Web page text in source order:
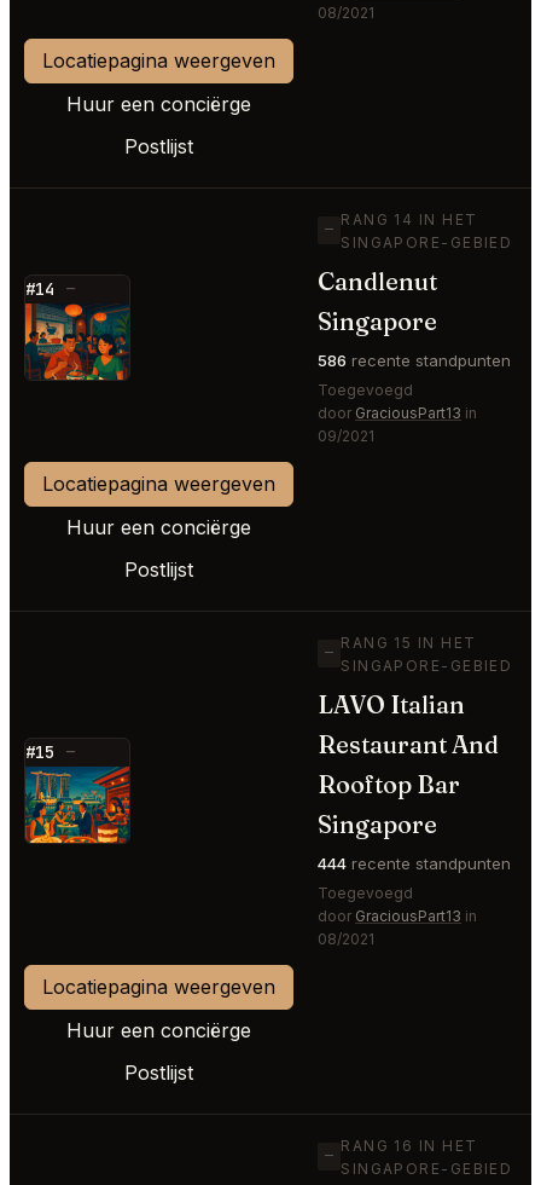
08/2021
Locatiepagina weergeven
Huur een conciërge
Postlijst
#14 —
⭐
—
RANG 14 IN HET
SINGAPORE-GEBIED
Candlenut
Singapore
586 recente standpunten
Toegevoegd
door GraciousPart13 in
09/2021
Locatiepagina weergeven
Huur een conciërge
Postlijst
#15 —
⭐
—
RANG 15 IN HET
SINGAPORE-GEBIED
LAVO Italian
Restaurant And
Rooftop Bar
Singapore
444 recente standpunten
Toegevoegd
door GraciousPart13 in
08/2021
Locatiepagina weergeven
Huur een conciërge
Postlijst
—
RANG 16 IN HET
SINGAPORE-GEBIED